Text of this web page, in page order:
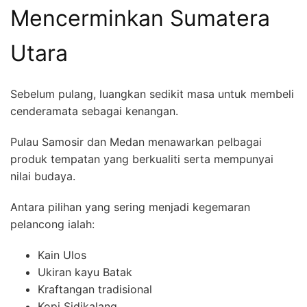
Mencerminkan Sumatera
Utara
Sebelum pulang, luangkan sedikit masa untuk membeli
cenderamata sebagai kenangan.
Pulau Samosir dan Medan menawarkan pelbagai
produk tempatan yang berkualiti serta mempunyai
nilai budaya.
Antara pilihan yang sering menjadi kegemaran
pelancong ialah:
Kain Ulos
Ukiran kayu Batak
Kraftangan tradisional